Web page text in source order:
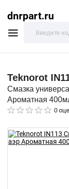
dnrpart.ru
Teknorot
Смазка
Ароматная
0